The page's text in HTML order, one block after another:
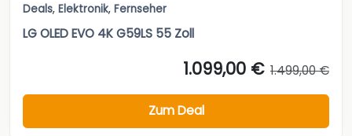
Deals, Elektronik, Fernseher
LG OLED EVO 4K G59LS 55 Zoll
1.099,00 € 1.499,00 €
Zum Deal